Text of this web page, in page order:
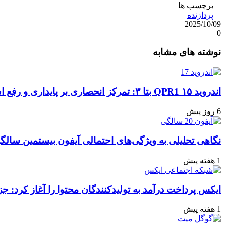
برچسب ها
پردازنده
2025/10/09
0
آپ
گذاری
ایمیل
نوشته های مشابه
اندروید ۱۵ QPR1 بتا ۳: تمرکز انحصاری بر پایداری و رفع اشکالات
6 روز پیش
نگاهی تحلیلی به ویژگی‌های احتمالی آیفون بیستمین
1 هفته پیش
ایکس پرداخت درآمد به تولیدکنندگان محتوا را آغاز کرد:
1 هفته پیش